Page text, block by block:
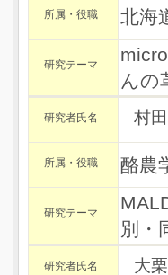
所属・役職 北海
研究テーマ
んの
研究者氏名 村
所属・役職 酪農
研究テーマ
別・
研究者氏名 大